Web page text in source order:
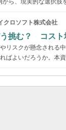
ら、現実的な選択肢
クロソフト株式会社
挑む？ コスト
リスクが懸念される
ばよいだろうか。本